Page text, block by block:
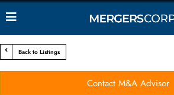
Back to Listings
Contact M&A Advisor